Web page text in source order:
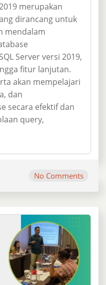
merupakan
dirancang untuk
mendalam
Server versi 2019,
fitur lanjutan.
akan mempelajari
dan
secara efektif dan
query,
No Comments